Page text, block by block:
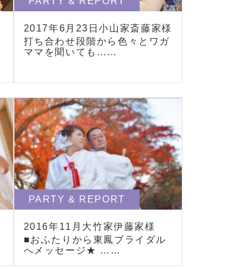
2017年6月23日小山家斎藤家様
打ち合わせ段階から色々とワガ
ママを聞いても……
PARTY & REPORT
2016年11月大竹家伊藤家様
■おふたりから東鳳ブライダル
へメッセージ★ ……